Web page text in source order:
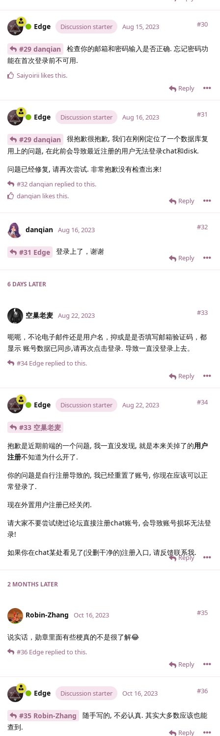
Edge Discussion starter #30
Aug 15, 2023
#29 danqian
检查你的邮箱和密码输入是否正确. 忘记密码功
能在首次登录前不可用.
Reply
Saiyoirii likes this.
Edge Discussion starter #31
Aug 16, 2023
#29 danqian
很抱歉很抱歉, 我们在刚刚定位了一个数据库复
用上的问题, 在此前会导致最近注册的用户无法登录chat和disk.
问题已经修复, 请再次尝试. 非常抱歉没有检查出来!
Reply
#32danqian replied to this.
danqian likes this.
danqian #32
Aug 16, 2023
#31 Edge 登录上了，谢谢
Reply
6 DAYS LATER
空巢老麦 #33
Aug 22, 2023
呃呃，不论电子邮件还是用户名，抑或是是否填写邮箱验证码，都
显示 账号数据已同步,请再次点击登录. 导致一直没登录上去。
Reply
#34 Edge replied to this.
Edge Discussion starter #34
Aug 22, 2023
#33 空巢老麦
抱歉是近期前端的一个问题, 我一直没发现, 就是本来关掉了的用户
注册不知道为什么开了.
你的问题是自行注册导致的, 我已经重置了账号, 你现在应该可以正
常登录了.
现在外置用户注册已经关闭.
请大家不要尝试绕过论坛直接注册chat账号, 会导致账号损坏无法登
录!
如果你在chat某处看见了(没删干净的)注册入口, 请反馈联系我.
Reply
2 MONTHS LATER
Robin-Zhang #35
Oct 16, 2023
说实话，勋章里面有些梗真的不是很了解😂
Reply
#36 Edge replied to this.
Edge Discussion starter #36
Oct 16, 2023
#35 Robin-Zhang
随手写的, 不必认真. 其实大多数应该也能
查到.
Reply